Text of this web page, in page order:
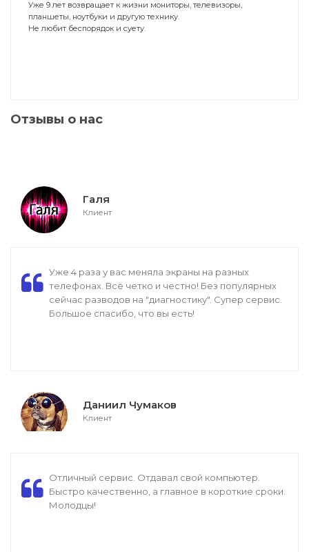
Уже 9 лет возвращает к жизни мониторы, телевизоры,
планшеты, ноутбуки и другую технику.
Не любит беспорядок и суету.
Отзывы о нас
Галя
Клиент
Уже 4 раза у вас меняла экраны на разных
телефонах. Всё четко и честно! Без популярных
сейчас разводов на "диагностику". Супер сервис.
Большое спасибо, что вы есть!
Даниил Чумаков
Клиент
Отличный сервис. Отдавал свой компьютер.
Быстро качественно, а главное в короткие сроки.
Молодцы!